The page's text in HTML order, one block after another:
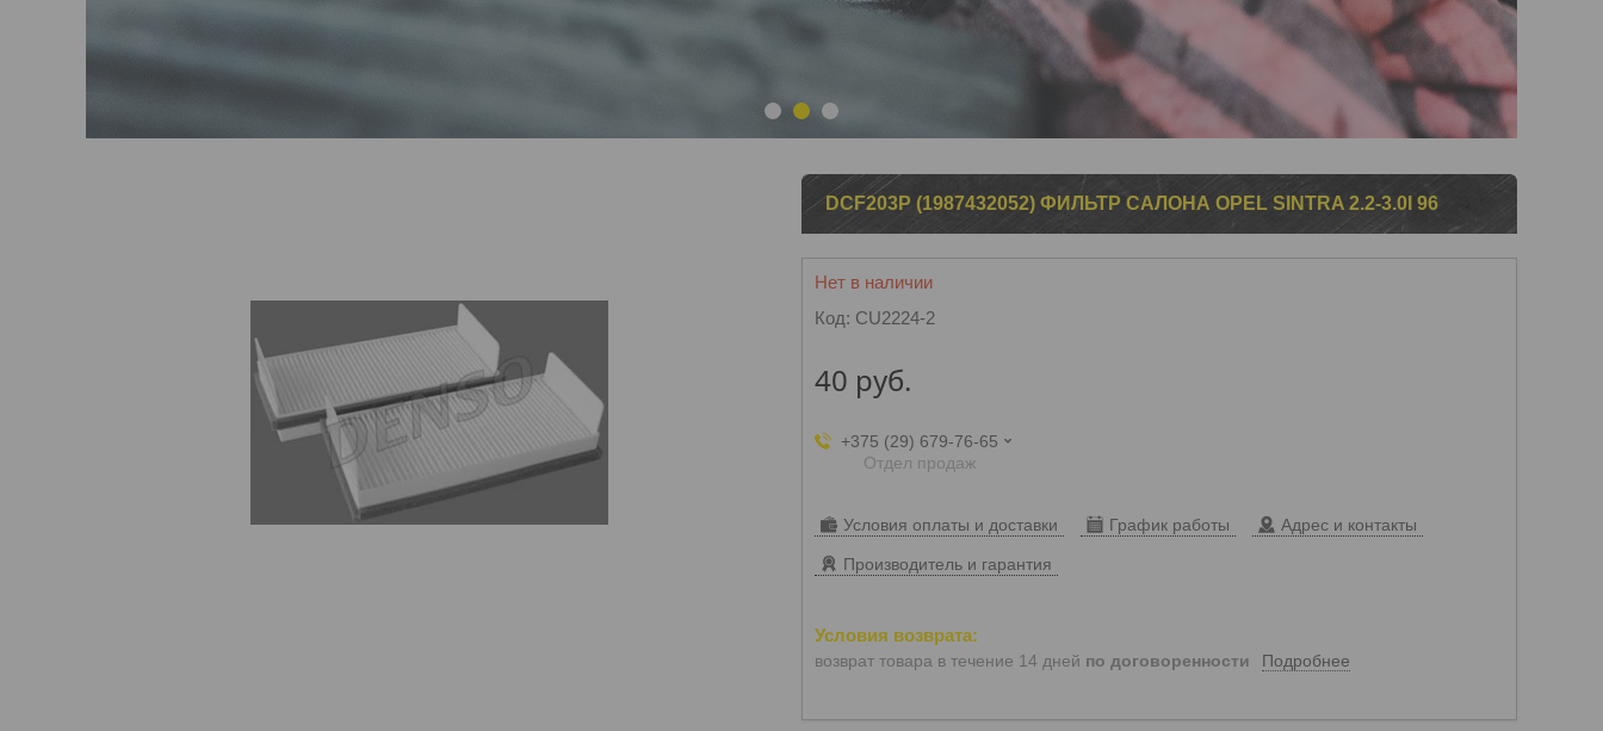
DCF203P (1987432052) ФИЛЬТР САЛОНА OPEL SINTRA 2.2-3.0I 96
Нет в наличии
Код: CU2224-2
40 руб.
+375 (29) 679-76-65
Отдел продаж
Условия оплаты и доставки График работы Адрес и контакты
Производитель и гарантия
возврат товара в течение 14 дней по договоренности Подробнее